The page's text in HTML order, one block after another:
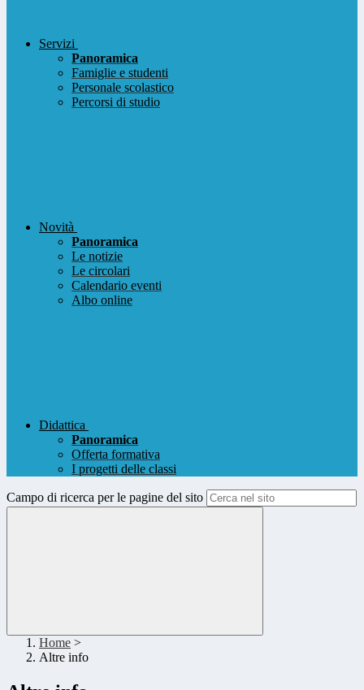
Servizi
Panoramica
Famiglie e studenti
Personale scolastico
Percorsi di studio
Novità
Panoramica
Le notizie
Le circolari
Calendario eventi
Albo online
Didattica
Panoramica
Offerta formativa
I progetti delle classi
Campo di ricerca per le pagine del sito
Home >
Altre info